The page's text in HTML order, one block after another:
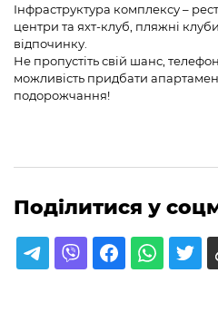
Інфраструктура комплексу –
центри та яхт-клуб, пляжні
відпочинку.
Не пропустіть свій шанс,
можливість придбати
подорожчання!
Поділитися у